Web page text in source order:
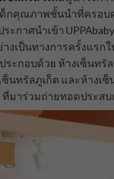
กคุณภาพชั้นนำที่ครอบค
ะกาศนำเข้า
งเป็นทางการครั้งแรก
ระกอบด้วย ห้างเซ็นท
ซ็นทรัลภูเก็ต และห้าง
ที่มาร่วมถ่ายทอดปร